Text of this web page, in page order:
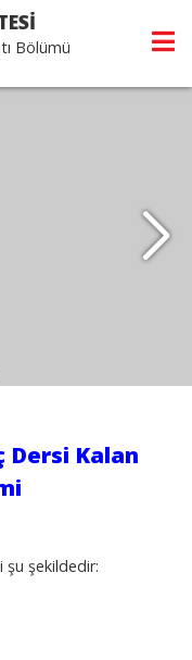
Bölümü
Dersi Kalan
şu şekildedir: